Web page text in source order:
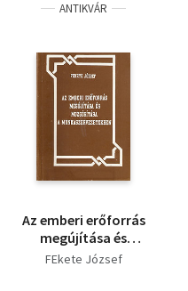
ANTIKVÁR
Az emberi erőforrás
megújítása és
mozgosítása a
FEkete József